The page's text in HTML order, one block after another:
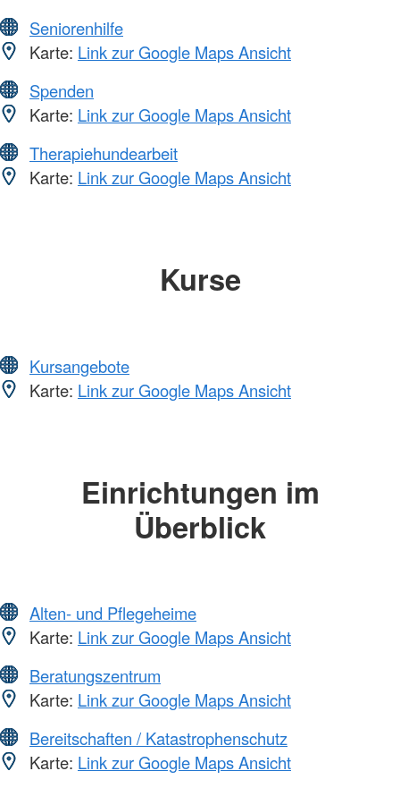
Seniorenhilfe
Karte: Link zur Google Maps Ansicht
Spenden
Karte: Link zur Google Maps Ansicht
Therapiehundearbeit
Karte: Link zur Google Maps Ansicht
Kurse
Kursangebote
Karte: Link zur Google Maps Ansicht
Einrichtungen im
Überblick
Alten- und Pflegeheime
Karte: Link zur Google Maps Ansicht
Beratungszentrum
Karte: Link zur Google Maps Ansicht
Bereitschaften / Katastrophenschutz
Karte: Link zur Google Maps Ansicht